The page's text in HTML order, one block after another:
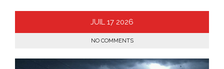
JUIL 17 2026
NO COMMENTS